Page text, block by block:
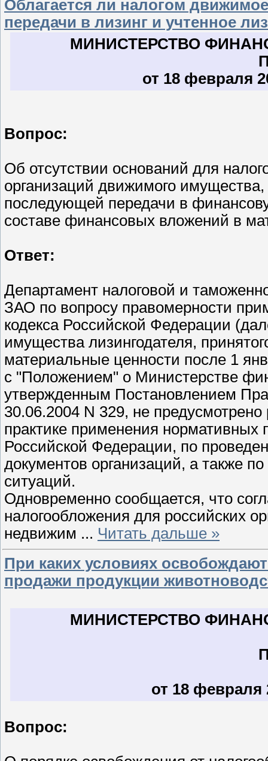
Облагается ли налогом
передачи в лизинг и учтенное
МИНИСТЕРСТВО
от 18 февраля
Вопрос:
Об отсутствии оснований для
организаций движимого
последующей передачи в
составе финансовых вложений в
Ответ:
Департамент налоговой и
ЗАО по вопросу правомерности
кодекса Российской Федерации
имущества лизингодателя,
материальные ценности после 1
с "Положением" о Министерстве
утвержденным Постановлением
30.06.2004 N 329, не
практике применения
Российской Федерации, по
документов организаций, а также
ситуаций.
Одновременно сообщается, что
налогообложения для российских
недвижим ... Читать дальше »
При каких условиях
продажи продукции
МИНИСТЕРСТВО
от 18 февраля
Вопрос: